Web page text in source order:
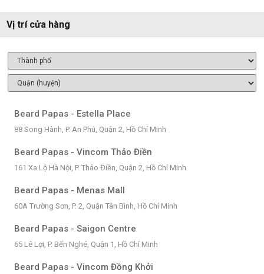
Vị trí cửa hàng
Beard Papas - Estella Place
88 Song Hành, P. An Phú, Quận 2, Hồ Chí Minh
Beard Papas - Vincom Thảo Điền
161 Xa Lộ Hà Nội, P. Thảo Điền, Quận 2, Hồ Chí Minh
Beard Papas - Menas Mall
60A Trường Sơn, P. 2, Quận Tân Bình, Hồ Chí Minh
Beard Papas - Saigon Centre
65 Lê Lợi, P. Bến Nghé, Quận 1, Hồ Chí Minh
Beard Papas - Vincom Đồng Khởi